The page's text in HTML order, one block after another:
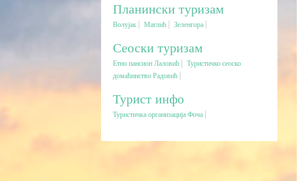
Планински туризам
Волујак Mаглић Зеленгора
Сеоски туризам
Етно пансион Лаловић
Туристичко сеоско
домаћинство Радовић
Турист инфо
Туристичка организација Фоча